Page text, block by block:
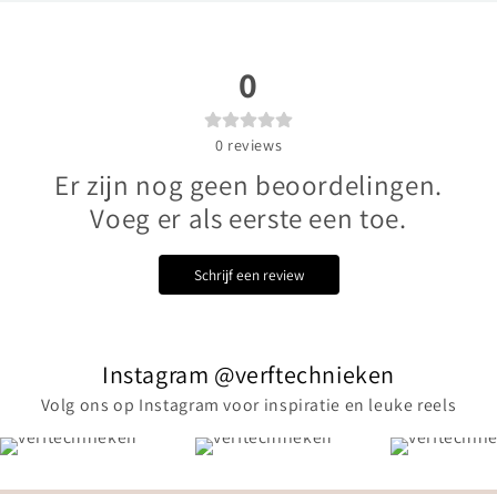
0
0 reviews
Er zijn nog geen beoordelingen.
Voeg er als eerste een toe.
Schrijf een review
Instagram @verftechnieken
Volg ons op Instagram voor inspiratie en leuke reels